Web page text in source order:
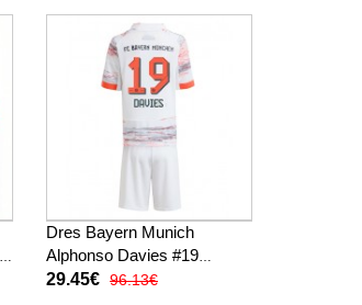
Dres Bayern Munich
Alphonso Davies #19
Gostujuci za djecu 2025-26
29.45€ 96.13€